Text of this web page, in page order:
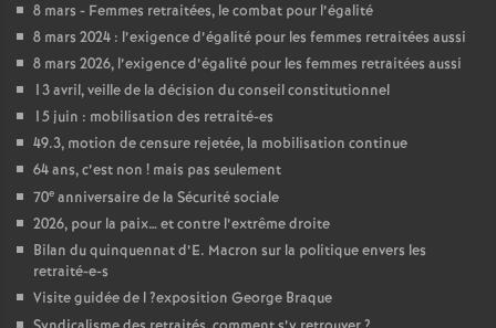
8 mars - Femmes retraitées, le combat pour l’égalité
8 mars 2024 : l’exigence d’égalité pour les femmes retraitées aussi
8 mars 2026, l’exigence d’égalité pour les femmes retraitées aussi
13 avril, veille de la décision du conseil constitutionnel
15 juin : mobilisation des retraité-es
49.3, motion de censure rejetée, la mobilisation continue
64 ans, c’est non ! mais pas seulement
70e anniversaire de la Sécurité sociale
2026, pour la paix… et contre l’extrême droite
Bilan du quinquennat d’E. Macron sur la politique envers les
retraité-e-s
Visite guidée de l?exposition George Braque